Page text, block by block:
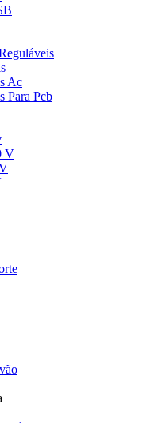
Ac
Para Pcb
V